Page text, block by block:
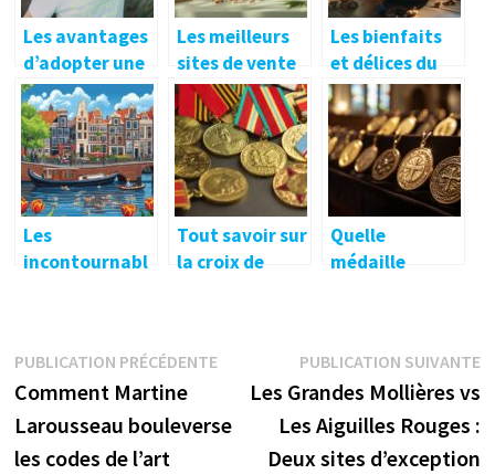
Les avantages
d’adopter une
gourde enfant
pour garantir
une
hydratation
saine et
ludique
Les meilleurs
sites de vente
en ligne pour
acheter du CBD
: sélection et
conseils
Les bienfaits
et délices du
muesli au
chocolat pour
un petit-
déjeuner
équilibré
Les
incontournabl
musées et
activités
Tout savoir sur
la croix de
historique
Quelle
médaille
Navigation
de
l’article
PUBLICATION PRÉCÉDENTEPublication
précédente :
Comment Martine
Larousseau bouleverse
les codes de l’art
PUBLICATION SUIVANTE
Les Grandes Mollières vs
Les Aiguilles Rouges :
Deux sites d’exception